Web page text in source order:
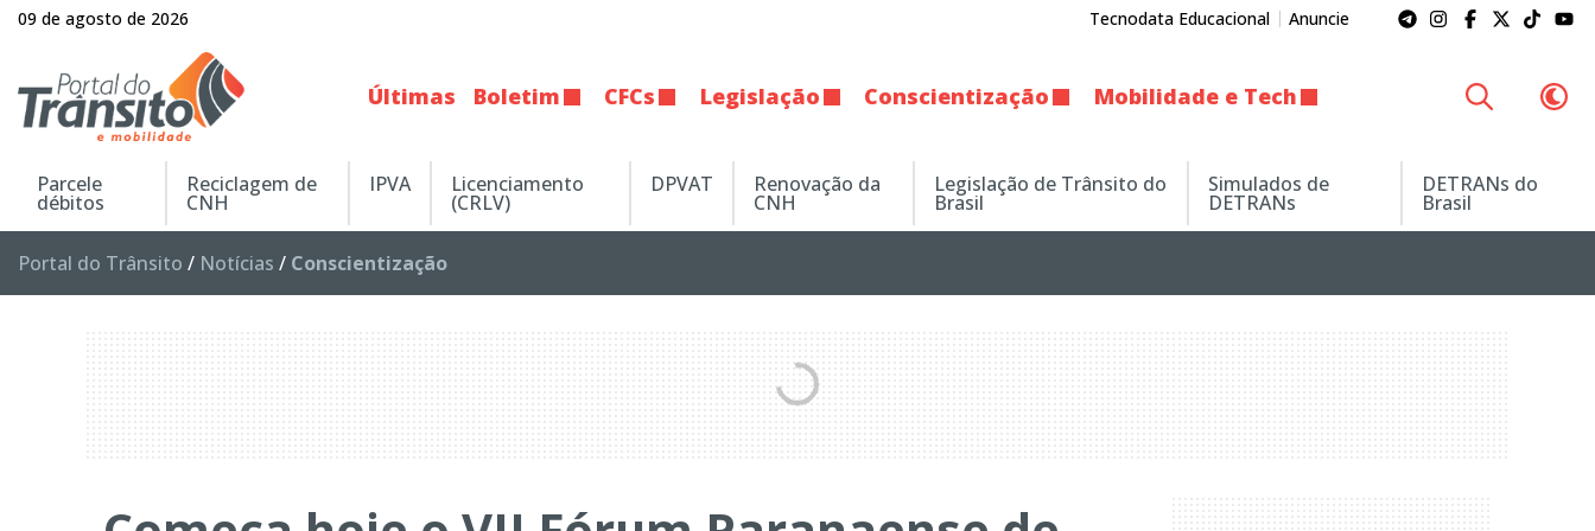
09 de agosto de 2026 Tecnodata Educacional Anuncie
Últimas Boletim CFCs Legislação Conscientização Mobilidade e Tech
Parcele
débitos
Reciclagem de
CNH
IPVA Licenciamento
(CRLV)
DPVAT Renovação da
CNH
Legislação de Trânsito do
Brasil
Simulados de
DETRANs
DETRANs do
Brasil
Portal do Trânsito / Notícias / Conscientização